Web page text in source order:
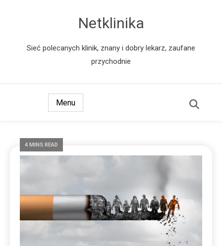
Netklinika
Sieć polecanych klinik, znany i dobry lekarz, zaufane
przychodnie
Menu
4 MINS READ